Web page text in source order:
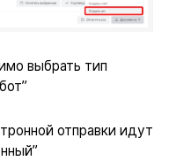
выбрать тип
отправки идут